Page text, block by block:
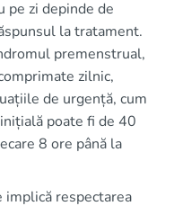
pe zi depinde de
la tratament.
premenstrual,
zilnic,
de urgență, cum
poate fi de 40
8 ore până la
respectarea